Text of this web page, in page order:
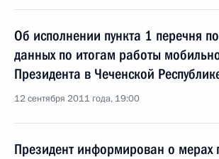
Об исполнении пункта 1 перечня
данных по итогам работы
Президента в Чеченской
12 сентября 2011 года, 19:00
Президент информирован о мерах